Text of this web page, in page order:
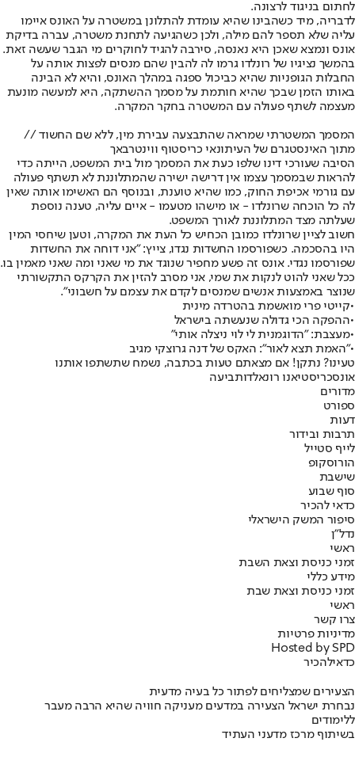
לחתום בניגוד לרצונה.
לדבריה, מיד כשהבינו שהיא עומדת להתלונן במשטרה על האונס איימו
עליה שלא תספר להם מילה, ולכן כשהגיעה לתחנת משטרה, עברה בדיקת
אונס ונמצא שאכן היא נאנסה, סירבה להגיד לחוקרים מי הגבר שעשה זאת.
בהמשך נציגיו של רונלדו גרמו לה להבין שהם מנסים לפצות אותה על
החבלות הגופניות שהיא כביכול ספגה במהלך האונס, והיא לא הבינה
באותו הזמן שבכך שהיא חותמת על מסמך ההשתקה, היא למעשה מונעת
מעצמה לשתף פעולה עם המשטרה בחקר המקרה.
המסמך המשטרתי שמראה שהתבצעה עבירת מין, ללא שם החשוד //
מתוך האינסטגרם של העיתונאי כריסטוף ווינטרבאך
הסיבה שעורכי דינו שלפו כעת את המסמך מול בית המשפט, הייתה כדי
להראות שבמסמך עצמו אין דרישה ישירה שהמתלוננת לא תשתף פעולה
עם גורמי אכיפת החוק, כמו שהיא טוענת, ובנוסף הם האשימו אותה שאין
לה כל הוכחה שרונלדו - או מישהו מטעמו - איים עליה, טענה נוספת
שעלתה מצד המתלוננת לאורך המשפט.
חשוב לציין שרונלדו כמובן הכחיש כל העת את המקרה, וטען שיחסי המין
היו בהסכמה. כשפורסמו החשדות נגדו, צייץ: "אני דוחה את החשדות
שפורסמו נגדי. אונס זה פשע מחפיר שנוגד את מי שאני ומה שאני מאמין בו.
ככל שאני להוט לנקות את שמי, אני מסרב להזין את הקרקס התקשורתי
שנוצר באמצעות אנשים שמנסים לקדם את עצמם על חשבוני".
•קייטי פרי מואשמת בהטרדה מינית
•ההפקה הכי גדולה שנעשתה בישראל
•מעצבת: "הדוגמנית לי לוי ניצלה אותי"
•"האמת תצא לאור": האקס של דנה גרוצקי מגיב
טעינו? נתקן! אם מצאתם טעות בכתבה, נשמח שתשתפו אותנו
אונסכריסטיאנו רונאלדותביעה
מדורים
ספורט
דעות
תרבות ובידור
לייף סטייל
הורוסקופ
שישבת
סוף שבוע
כדאי להכיר
סיפור המשק הישראלי
נדל"ן
ראשי
זמני כניסת וצאת השבת
מידע כללי
זמני כניסת וצאת שבת
ראשי
צרו קשר
מדיניות פרטיות
Hosted by SPD
כדאילהכיר
הצעירים שמצליחים לפתור כל בעיה מדעית
נבחרת ישראל הצעירה במדעים מעניקה חוויה שהיא הרבה מעבר
ללימודים
בשיתוף מרכז מדעני העתיד